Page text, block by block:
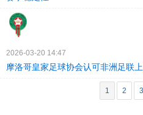
2026-03-20 14:47
摩洛哥皇家足球协会认可非洲足联
1 2 3